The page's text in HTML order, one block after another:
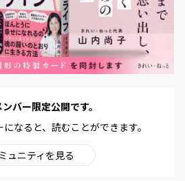
バー限定公開です。
なると、読むことができます。
ュニティを見る